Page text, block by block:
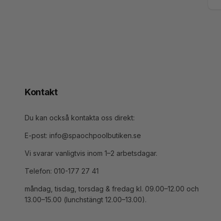
Kontakt
Du kan också kontakta oss direkt:
E-post: info@spaochpoolbutiken.se
Vi svarar vanligtvis inom 1–2 arbetsdagar.
Telefon: 010-177 27 41
måndag, tisdag, torsdag & fredag kl. 09.00–12.00 och
13.00–15.00 (lunchstängt 12.00–13.00).